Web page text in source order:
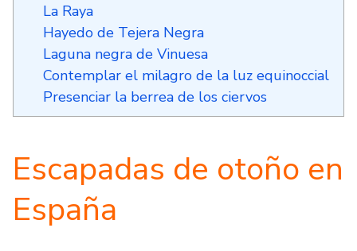
La Raya
Hayedo de Tejera Negra
Laguna negra de Vinuesa
Contemplar el milagro de la luz equinoccial
Presenciar la berrea de los ciervos
Escapadas de otoño en
España